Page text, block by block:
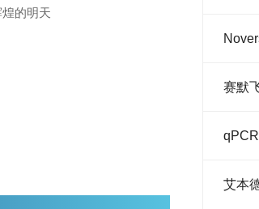
艾本
的明天